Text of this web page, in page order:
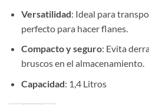
Versatilidad: Ideal para
perfecto para hacer flanes.
Compacto y seguro: Evita
bruscos en el almacenamiento.
Capacidad: 1,4 Litros